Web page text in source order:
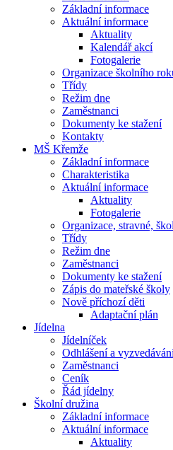
Základní informace
Aktuální informace
Aktuality
Kalendář akcí
Fotogalerie
Organizace školního
Třídy
Režim dne
Zaměstnanci
Dokumenty ke stažení
Kontakty
MŠ Křemže
Základní informace
Charakteristika
Aktuální informace
Aktuality
Fotogalerie
Organizace, stravné,
Třídy
Režim dne
Zaměstnanci
Dokumenty ke stažení
Zápis do mateřské školy
Nově příchozí děti
Adaptační plán
Jídelna
Jídelníček
Odhlášení a
Zaměstnanci
Ceník
Řád jídelny
Školní družina
Základní informace
Aktuální informace
Aktuality